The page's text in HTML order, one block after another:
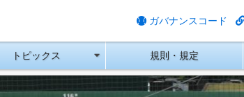
ガバナンスコード
トピックス 規則・規定